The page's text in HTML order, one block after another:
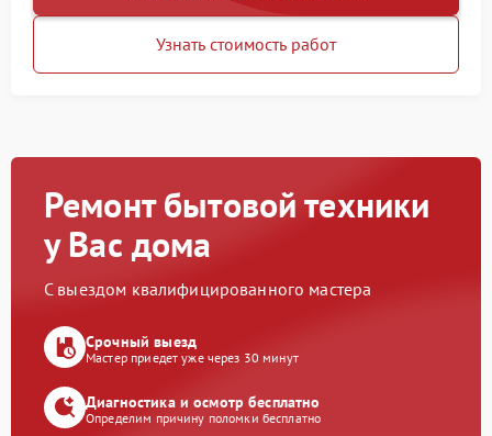
Узнать стоимость работ
Ремонт бытовой техники
у Вас дома
С выездом квалифицированного мастера
Срочный выезд
Мастер приедет уже через 30 минут
Диагностика и осмотр бесплатно
Определим причину поломки бесплатно